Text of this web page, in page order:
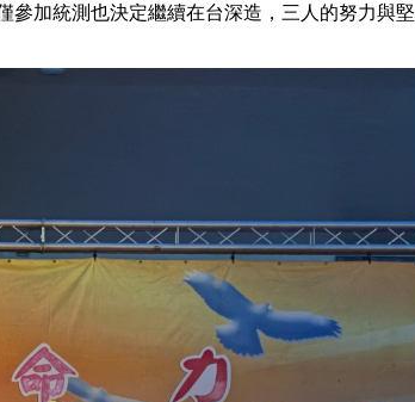
參加統測也決定繼續在台深造，三人的努力與堅